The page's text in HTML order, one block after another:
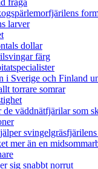
larver
dollar
färg
Sverige och Finland
torrare somrar
väddnätfjärilar som
mer än en
sig snabbt norrut